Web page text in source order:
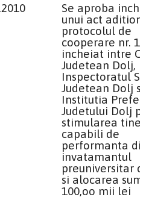
Se aproba
unui act
protocolul de
cooperare nr.
incheiat intre
Judetean Dolj,
Inspectoratul
Judetean Dolj si
Institutia
Judetului Dolj
stimularea
capabili de
performanta din
invatamantul
preuniversitar
si alocarea
100,oo mii lei